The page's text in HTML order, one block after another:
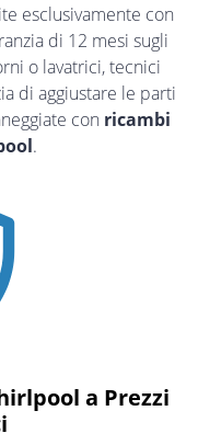
esclusivamente con
di 12 mesi sugli
o lavatrici, tecnici
di aggiustare le parti
con ricambi
.
a Prezzi